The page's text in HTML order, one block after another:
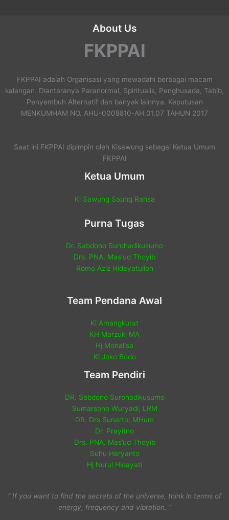
About Us
FKPPAI
FKPPAI adalah Organisasi yang mewadahi berbagai macam
kalangan. Diantaranya Paranormal, Spiritualis, Penghusada, Tabib,
Penyembuh Alternatif dan banyak lainnya. Keputusan
MENKUMHAM NO. AHU-0008810-AH.01.07 TAHUN 2017
Saat ini FKPPAI dipimpin oleh Kisawung sebagai Ketua Umum
FKPPAI
Ketua Umum
Ki Sawung Saung Rahsa
Purna Tugas
Dr. Sabdono Surohadikusumo
Drs. PNA. Mas'ud Thoyib
Romo Aziz Hidayatulloh
Team Pendana Awal
Ki Amangkurat
KH Marzuki MA
Hj Monalisa
Ki Joko Bodo
Team Pendiri
DR. Sabdono Surohadikusumo
Sumarsono Wuryadi, LRM
DR. Drs Sunarto, MHum
Dr. Prayitno
Drs. PNA. Mas’ud Thoyib
Suhu Haryanto
Hj Nurul Hidayati
“ If you want to find the secrets of the universe, think in terms of
energy, frequency and vibration. ”